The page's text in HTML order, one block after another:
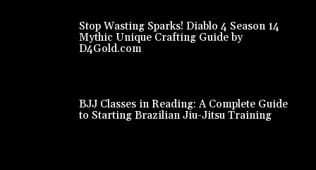
Stop Wasting Sparks! Diablo 4 Season 14
Mythic Unique Crafting Guide by
D4Gold.com
BJJ Classes in Reading: A Complete Guide
to Starting Brazilian Jiu-Jitsu Training